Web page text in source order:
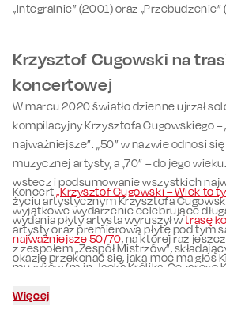
„Integralnie” (2001) oraz „Przebudzenie”
Krzysztof Cugowski na
koncertowej
W marcu 2020 światło dzienne ujrzał
kompilacyjny Krzysztofa Cugowskiego –
najważniejsze”. „50” w nazwie odnosi
muzycznej artysty, a „70” – do jego
wstecz i podsumowanie wszystkich
życiu artystycznym Krzysztofa
wydania płyty artysta wyruszył wtrasę
najważniejsze 50/70, na której raz
okazję przekonać się, jaką moc ma głos
Koncert„Krzysztof Cugowski – Wiek to
wyjątkowe wydarzenie celebrujące
artysty oraz premierową płytę pod tym
z zespołem „Zespół Mistrzów”,
muzyków (m.in. Jacka Królika, Cezarego
podróż przez dekady – od rockowych
Więcej